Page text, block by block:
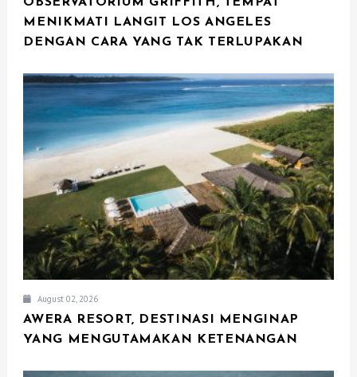
MENIKMATI LANGIT LOS ANGELES
DENGAN CARA YANG TAK TERLUPAKAN
August 02, 2026
AWERA RESORT, DESTINASI MENGINAP
YANG MENGUTAMAKAN KETENANGAN